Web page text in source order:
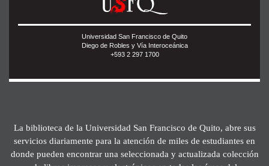
Universidad San Francisco de Quito
Diego de Robles y Vía Interoceánica
+593 2 297 1700
La biblioteca de la Universidad San Francisco de Quito, abre sus
servicios diariamente para la atención de miles de estudiantes en
donde pueden encontrar una seleccionada y actualizada colección